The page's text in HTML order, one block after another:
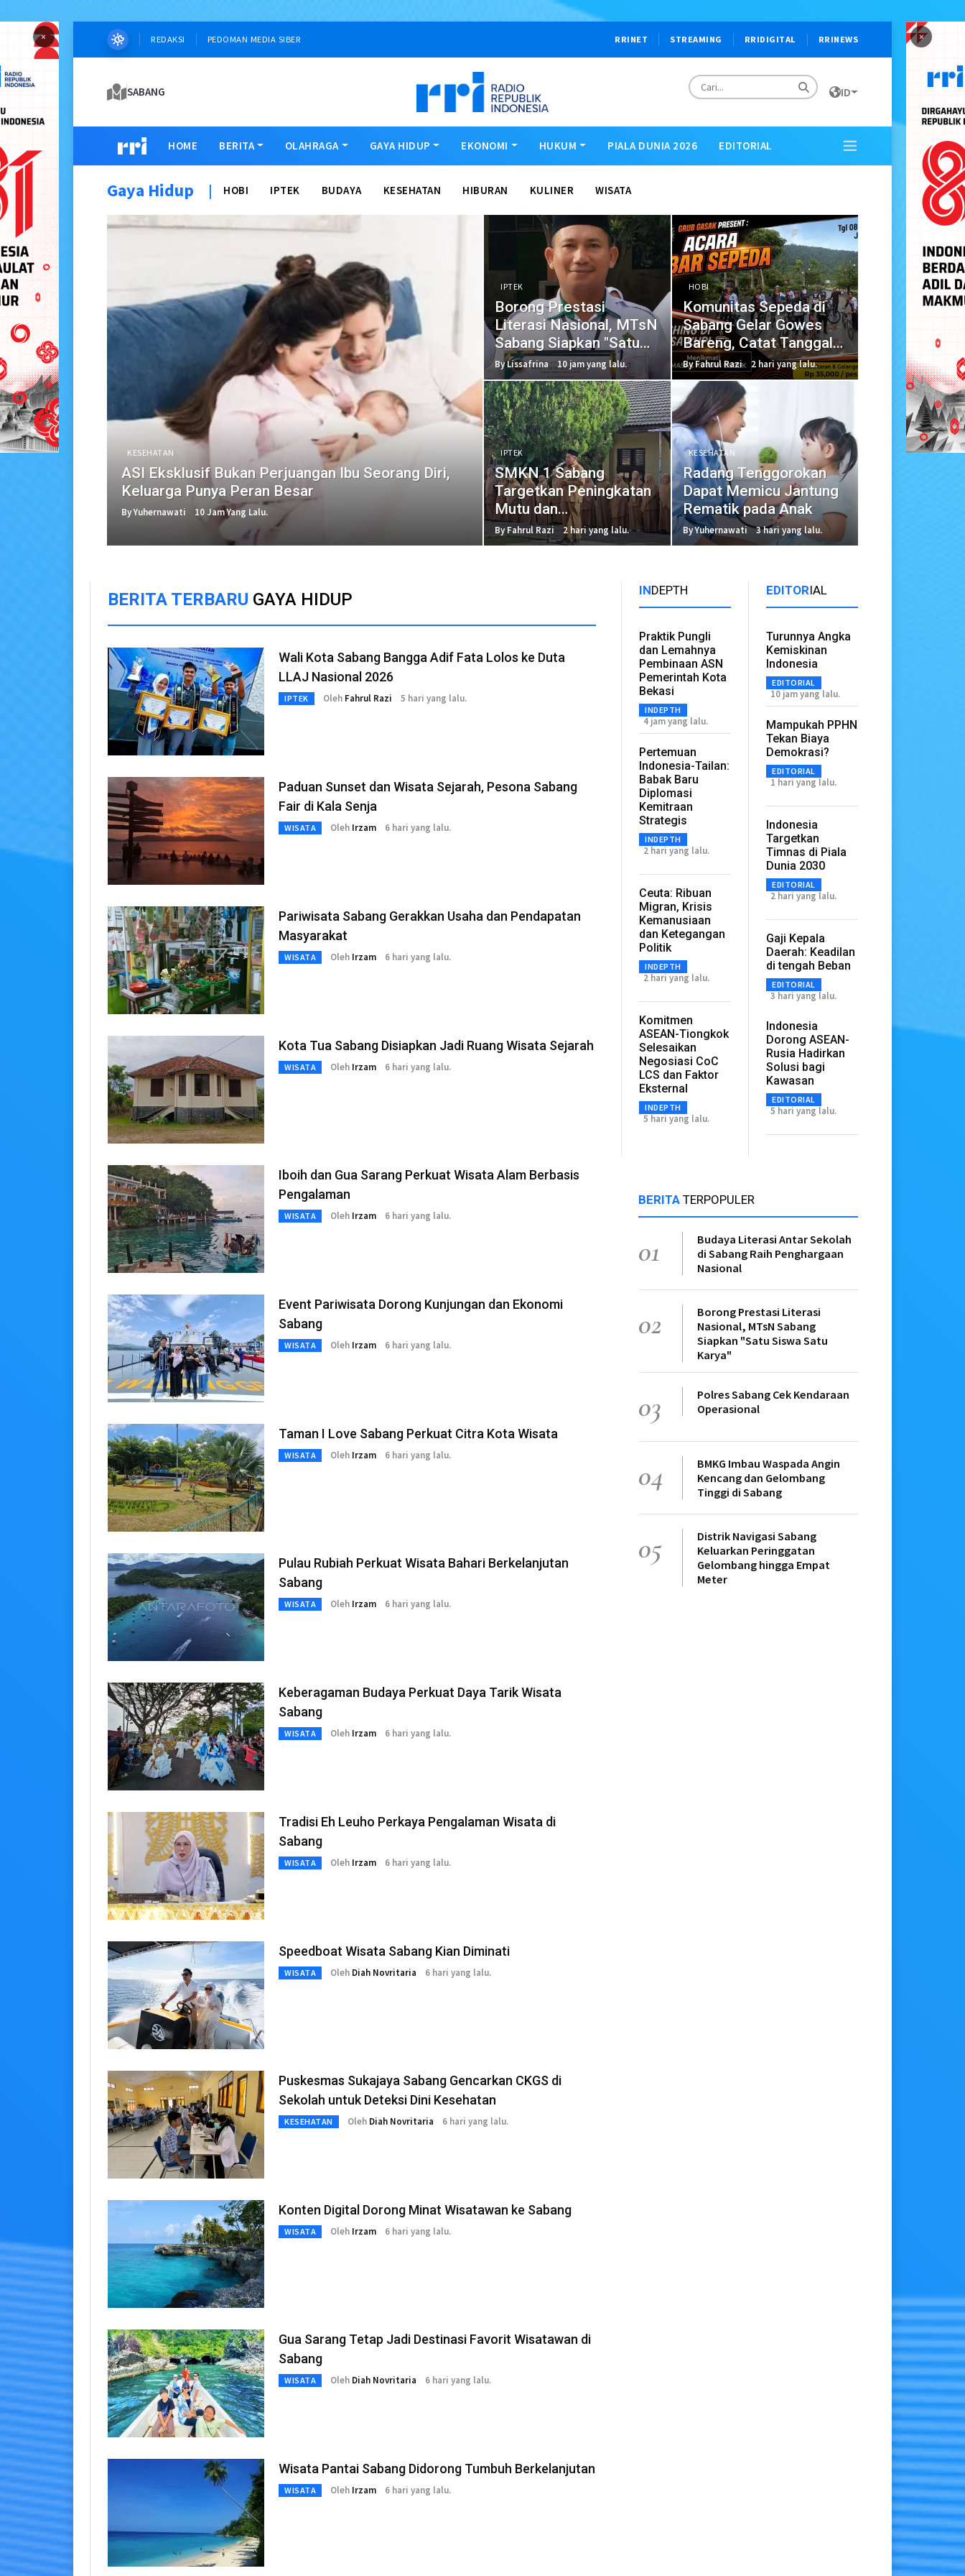
× ×
REDAKSI PEDOMAN MEDIA SIBER RRINET STREAMING RRIDIGITAL RRINEWS
SABANG ID
HOME BERITA OLAHRAGA GAYA HIDUP EKONOMI HUKUM PIALA DUNIA 2026 EDITORIAL
Gaya Hidup | HOBI IPTEK BUDAYA KESEHATAN HIBURAN KULINER WISATA
KESEHATAN
ASI Eksklusif Bukan Perjuangan Ibu Seorang Diri,
Keluarga Punya Peran Besar
By Yuhernawati 10 Jam Yang Lalu.
IPTEK
Borong Prestasi
Literasi Nasional, MTsN
Sabang Siapkan "Satu
Siswa Satu Karya"
By Lissafrina 10 jam yang lalu.
HOBI
Komunitas Sepeda di
Sabang Gelar Gowes
Bareng, Catat Tanggal
dan Rutenya!
By Fahrul Razi 2 hari yang lalu.
IPTEK
SMKN 1 Sabang
Targetkan Peningkatan
Mutu dan
Kewirausahaan
By Fahrul Razi 2 hari yang lalu.
KESEHATAN
Radang Tenggorokan
Dapat Memicu Jantung
Rematik pada Anak
By Yuhernawati 3 hari yang lalu.
BERITA TERBARU GAYA HIDUP
Wali Kota Sabang Bangga Adif Fata Lolos ke Duta
LLAJ Nasional 2026
IPTEK Oleh Fahrul Razi 5 hari yang lalu.
Paduan Sunset dan Wisata Sejarah, Pesona Sabang
Fair di Kala Senja
WISATA Oleh Irzam 6 hari yang lalu.
Pariwisata Sabang Gerakkan Usaha dan Pendapatan
Masyarakat
WISATA Oleh Irzam 6 hari yang lalu.
Kota Tua Sabang Disiapkan Jadi Ruang Wisata Sejarah
WISATA Oleh Irzam 6 hari yang lalu.
Iboih dan Gua Sarang Perkuat Wisata Alam Berbasis
Pengalaman
WISATA Oleh Irzam 6 hari yang lalu.
Event Pariwisata Dorong Kunjungan dan Ekonomi
Sabang
WISATA Oleh Irzam 6 hari yang lalu.
Taman I Love Sabang Perkuat Citra Kota Wisata
WISATA Oleh Irzam 6 hari yang lalu.
Pulau Rubiah Perkuat Wisata Bahari Berkelanjutan
Sabang
WISATA Oleh Irzam 6 hari yang lalu.
Keberagaman Budaya Perkuat Daya Tarik Wisata
Sabang
WISATA Oleh Irzam 6 hari yang lalu.
Tradisi Eh Leuho Perkaya Pengalaman Wisata di
Sabang
WISATA Oleh Irzam 6 hari yang lalu.
Speedboat Wisata Sabang Kian Diminati
WISATA Oleh Diah Novritaria 6 hari yang lalu.
Puskesmas Sukajaya Sabang Gencarkan CKGS di
Sekolah untuk Deteksi Dini Kesehatan
KESEHATAN Oleh Diah Novritaria 6 hari yang lalu.
Konten Digital Dorong Minat Wisatawan ke Sabang
WISATA Oleh Irzam 6 hari yang lalu.
Gua Sarang Tetap Jadi Destinasi Favorit Wisatawan di
Sabang
WISATA Oleh Diah Novritaria 6 hari yang lalu.
Wisata Pantai Sabang Didorong Tumbuh Berkelanjutan
WISATA Oleh Irzam 6 hari yang lalu.
INDEPTH
Praktik Pungli
dan Lemahnya
Pembinaan ASN
Pemerintah Kota
Bekasi
INDEPTH
4 jam yang lalu.
Pertemuan
Indonesia-Tailan:
Babak Baru
Diplomasi
Kemitraan
Strategis
INDEPTH
2 hari yang lalu.
Ceuta: Ribuan
Migran, Krisis
Kemanusiaan
dan Ketegangan
Politik
INDEPTH
2 hari yang lalu.
Komitmen
ASEAN-Tiongkok
Selesaikan
Negosiasi CoC
LCS dan Faktor
Eksternal
INDEPTH
5 hari yang lalu.
EDITORIAL
Turunnya Angka
Kemiskinan
Indonesia
EDITORIAL
10 jam yang lalu.
Mampukah PPHN
Tekan Biaya
Demokrasi?
EDITORIAL
1 hari yang lalu.
Indonesia
Targetkan
Timnas di Piala
Dunia 2030
EDITORIAL
2 hari yang lalu.
Gaji Kepala
Daerah: Keadilan
di tengah Beban
EDITORIAL
3 hari yang lalu.
Indonesia
Dorong ASEAN-
Rusia Hadirkan
Solusi bagi
Kawasan
EDITORIAL
5 hari yang lalu.
BERITATERPOPULER
01
Budaya Literasi Antar Sekolah
di Sabang Raih Penghargaan
Nasional
02
Borong Prestasi Literasi
Nasional, MTsN Sabang
Siapkan "Satu Siswa Satu
Karya"
03
Polres Sabang Cek Kendaraan
Operasional
04
BMKG Imbau Waspada Angin
Kencang dan Gelombang
Tinggi di Sabang
05
Distrik Navigasi Sabang
Keluarkan Peringgatan
Gelombang hingga Empat
Meter